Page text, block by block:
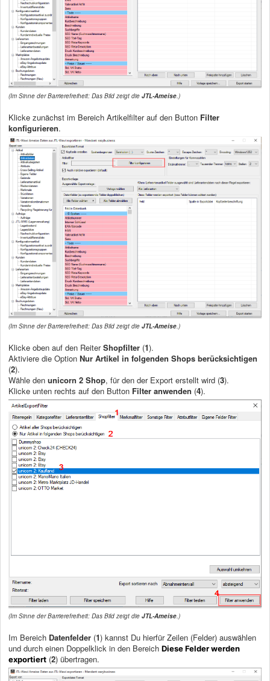
(Im Sinne der Barrierefreiheit: Das Bild zeigt die JTL-Ameise .)
Klicke zunächst im Bereich Artikelfilter auf den Button Filter
konfigurieren.
(Im Sinne der Barrierefreiheit: Das Bild zeigt die JTL-Ameise.)
Klicke oben auf den ReiterShopfilter (1).
Aktiviere die Option Nur Artikel in folgenden Shops berücksichtigen
(2).
Wähle den unicorn 2 Shop, für den der Export erstellt wird (3).
Klicke unten rechts auf den Button Filter anwenden (4).
(Im Sinne der Barrierefreiheit: Das Bild zeigt die JTL-Ameise.)
Im Bereich Datenfelder (1) kannst Du hierfür Zeilen (Felder) auswählen
und durch einen Doppelklick in den Bereich Diese Felder werden
exportiert (2) übertragen.